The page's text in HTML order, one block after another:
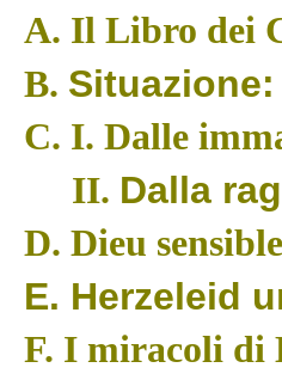
A. Il Libro dei
B.
C. I. Dalle
II. Dalla
D. Dieu
E. Herzeleid
F. I miracoli di